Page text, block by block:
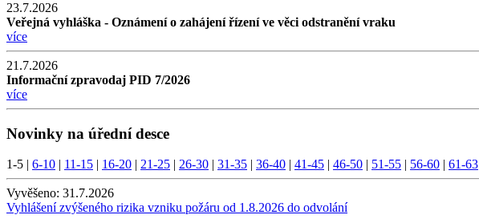
23.7.2026
Veřejná vyhláška - Oznámení o zahájení řízení ve věci odstranění vraku
více
21.7.2026
Informační zpravodaj PID 7/2026
více
Novinky na úřední desce
1-5 6-10 11-15 16-20 21-25 26-30 31-35 36-40 41-45 46-50 51-55 56-60 61-63
Vyvěšeno: 31.7.2026
Vyhlášení zvýšeného rizika vzniku požáru od 1.8.2026 do odvolání